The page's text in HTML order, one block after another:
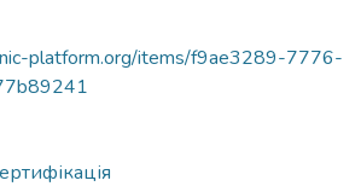
platform.org/items/f9ae3289-7776-